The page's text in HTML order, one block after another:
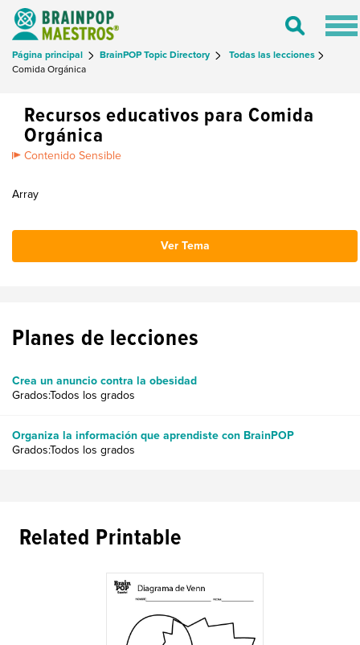
Toggle
Página principal BrainPOP Topic Directory
Todas las lecciones
Comida Orgánica
Recursos educativos para Comida
Orgánica
Contenido Sensible
Array
Ver Tema
Planes de lecciones
Crea un anuncio contra la obesidad
Grados:Todos los grados
Organiza la información que aprendiste con BrainPOP
Grados:Todos los grados
Related Printable